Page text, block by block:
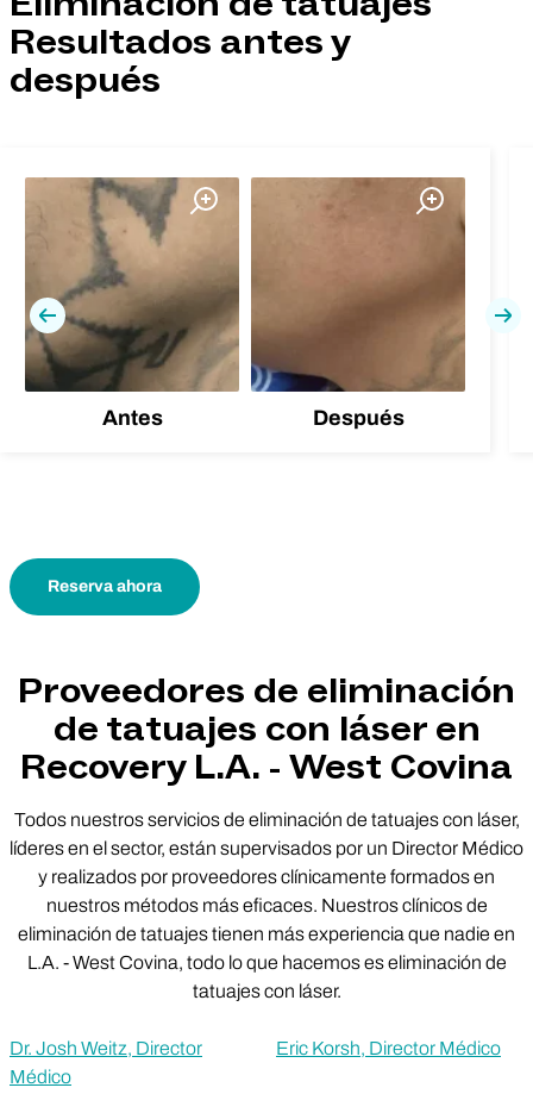
Resultados antes y
después
Antes Después
Previa
Reserva ahora
Proveedores de eliminación
de tatuajes con láser en
Recovery L.A. - West Covina
Todos nuestros servicios de eliminación de tatuajes con láser,
líderes en el sector, están supervisados por un Director Médico
y realizados por proveedores clínicamente formados en
nuestros métodos más eficaces. Nuestros clínicos de
eliminación de tatuajes tienen más experiencia que nadie en
L.A. - West Covina, todo lo que hacemos es eliminación de
tatuajes con láser.
Dr. Josh Weitz, Director
Médico
Eric Korsh, Director Médico